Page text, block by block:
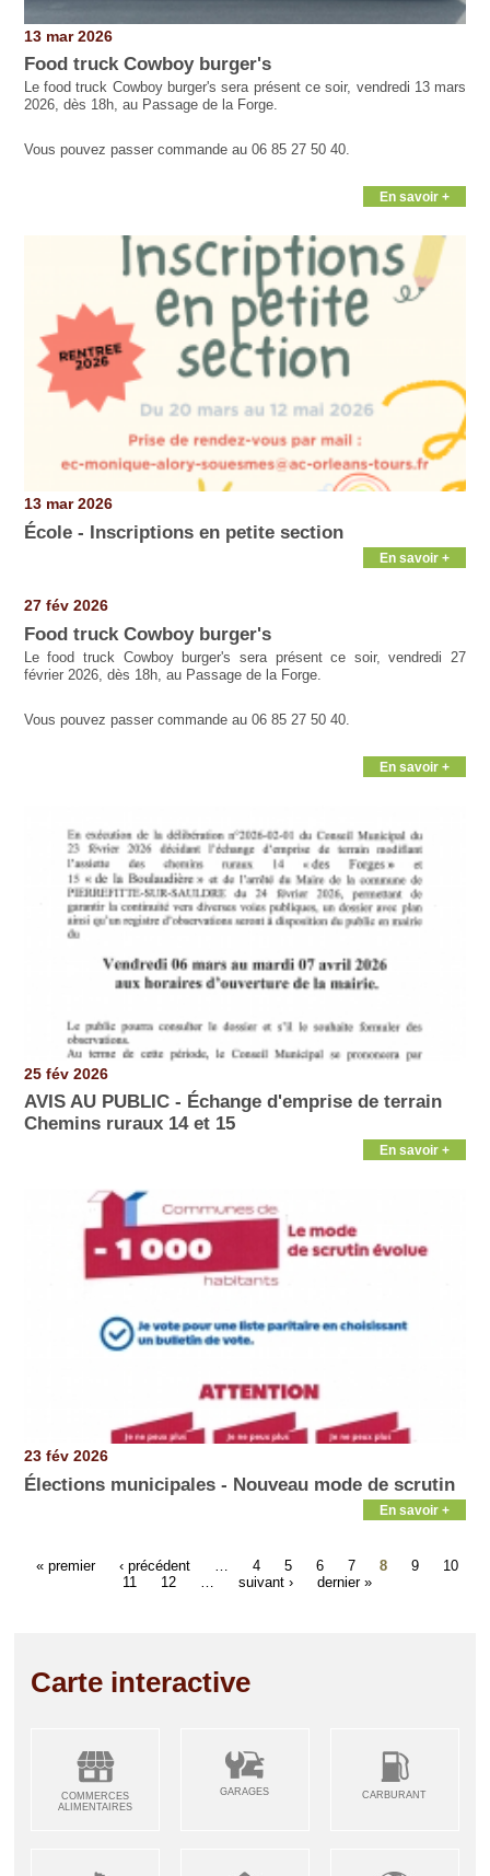
13 mar 2026
Food truck Cowboy burger's
Le food truck Cowboy burger's sera présent ce soir, vendredi 13 mars
2026, dès 18h, au Passage de la Forge.
Vous pouvez passer commande au 06 85 27 50 40.
En savoir +
13 mar 2026
École - Inscriptions en petite section
En savoir +
27 fév 2026
Food truck Cowboy burger's
Le food truck Cowboy burger's sera présent ce soir, vendredi 27
février 2026, dès 18h, au Passage de la Forge.
Vous pouvez passer commande au 06 85 27 50 40.
En savoir +
25 fév 2026
AVIS AU PUBLIC - Échange d'emprise de terrain
Chemins ruraux 14 et 15
En savoir +
23 fév 2026
Élections municipales - Nouveau mode de scrutin
En savoir +
« premier ‹ précédent 4 5 6 7 8 9
10
11
12 suivant › dernier »
Carte interactive
COMMERCES
ALIMENTAIRES
GARAGES CARBURANT